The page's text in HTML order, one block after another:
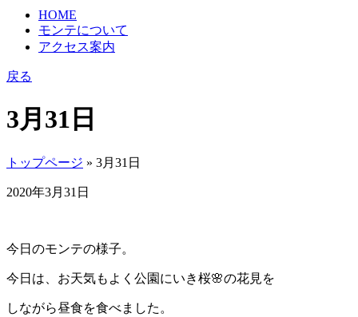
HOME
モンテについて
アクセス案内
戻る
3月31日
トップページ » 3月31日
2020年3月31日
今日のモンテの様子。
今日は、お天気もよく公園にいき桜🌸の花見を
しながら昼食を食べました。